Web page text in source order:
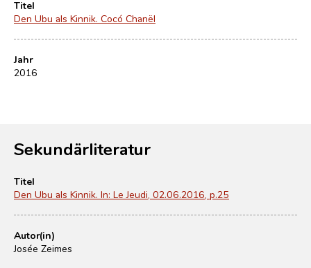
Titel
Den Ubu als Kinnik. Cocó Chanël
Jahr
2016
Sekundärliteratur
Titel
Den Ubu als Kinnik. In: Le Jeudi, 02.06.2016, p.25
Autor(in)
Josée Zeimes